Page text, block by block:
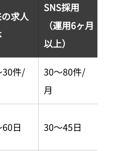
求人
SNS採用
（運用6ヶ月
以上）
30件/
30〜80件/
月
日 30〜45日